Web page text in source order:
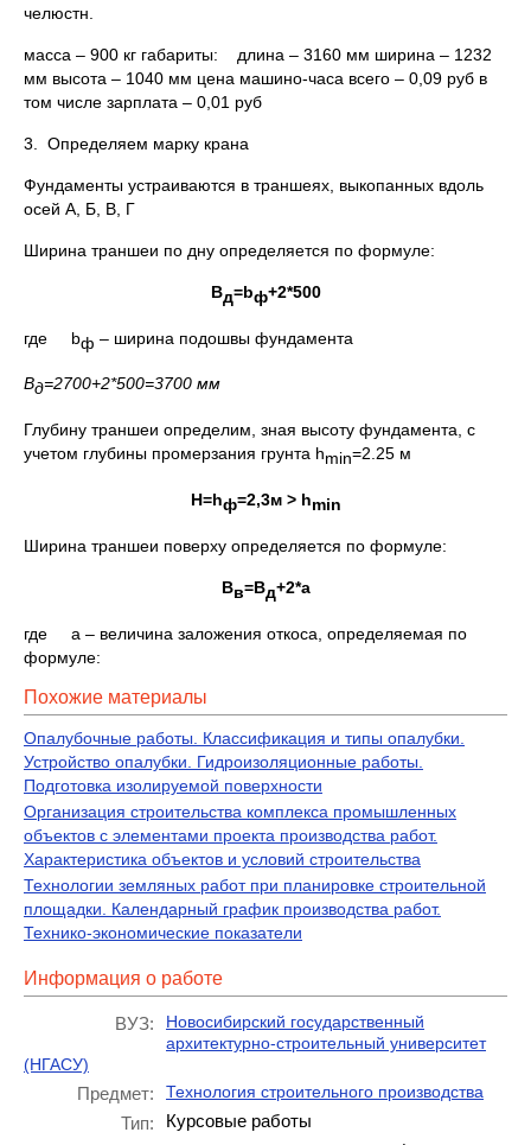
челюстн.
масса – 900 кг габариты: длина – 3160 мм ширина – 1232
мм высота – 1040 мм цена машино-часа всего – 0,09 руб в
том числе зарплата – 0,01 руб
3. Определяем марку крана
Фундаменты устраиваются в траншеях, выкопанных вдоль
осей А, Б, В, Г
Ширина траншеи по дну определяется по формуле:
Bд=bф+2*500
где bф – ширина подошвы фундамента
Bд=2700+2*500=3700 мм
Глубину траншеи определим, зная высоту фундамента, с
учетом глубины промерзания грунта hmin=2.25 м
H=hф=2,3м > hmin
Ширина траншеи поверху определяется по формуле:
Bв=Вд+2*а
где а – величина заложения откоса, определяемая по
формуле:
Похожие материалы
Опалубочные работы. Классификация и типы опалубки.
Устройство опалубки. Гидроизоляционные работы.
Подготовка изолируемой поверхности
Организация строительства комплекса промышленных
объектов с элементами проекта производства работ.
Характеристика объектов и условий строительства
Технологии земляных работ при планировке строительной
площадки. Календарный график производства работ.
Технико-экономические показатели
Информация о работе
ВУЗ:
Новосибирский государственный
архитектурно-строительный университет
(НГАСУ)
Предмет: Технология строительного производства
Тип:
Курсовые работы